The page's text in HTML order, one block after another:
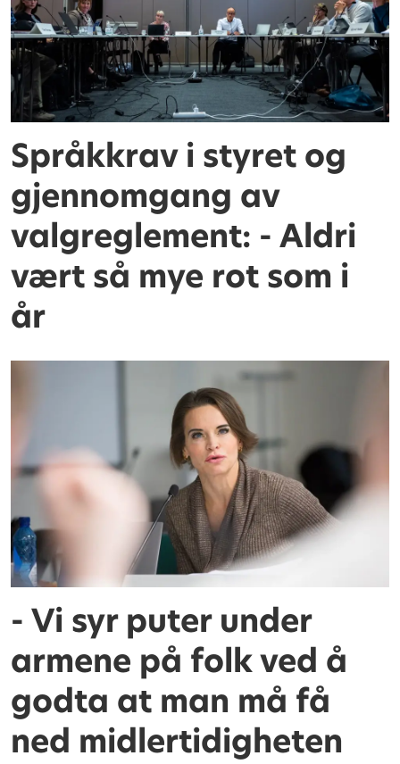
Språkkrav i styret og
gjennomgang av
valgreglement: - Aldri
vært så mye rot som i
år
- Vi syr puter under
armene på folk ved å
godta at man må få
ned midlertidigheten